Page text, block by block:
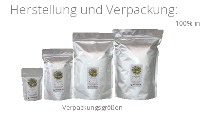
Herstellung und Verpackung:
Verpackungsgrößen
100% in